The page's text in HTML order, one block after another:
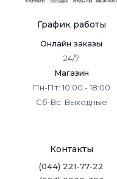
График работы
Онлайн заказы
24/7
Магазин
Пн-Пт: 10:00 - 18:00
Сб-Вс: Выходные
Контакты
(044) 221-77-22